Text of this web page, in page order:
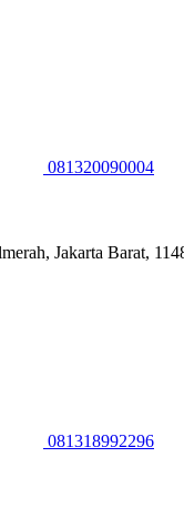
081320090004
Jakarta Barat,
081318992296